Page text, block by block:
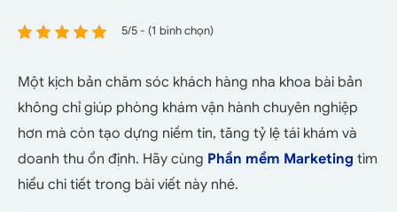
5/5 - (1 bình chọn)
Một kịch bản chăm sóc khách hàng nha khoa bài bản
không chỉ giúp phòng khám vận hành chuyên nghiệp
hơn mà còn tạo dựng niềm tin, tăng tỷ lệ tái khám và
doanh thu ổn định. Hãy cùng Phần mềm Marketing tìm
hiểu chi tiết trong bài viết này nhé.